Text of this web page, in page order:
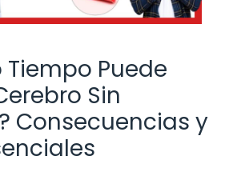
Puede
Sin
Consecuencias y